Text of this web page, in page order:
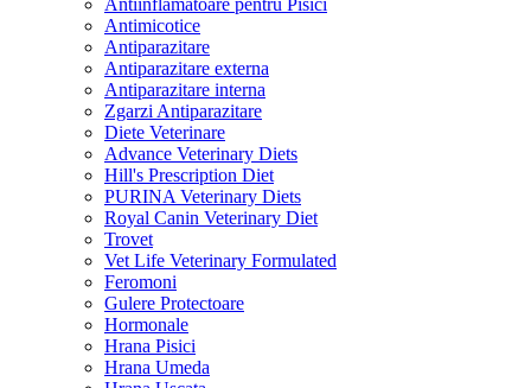
Antiinflamatoare pentru Pisici
Antimicotice
Antiparazitare
Antiparazitare externa
Antiparazitare interna
Zgarzi Antiparazitare
Diete Veterinare
Advance Veterinary Diets
Hill's Prescription Diet
PURINA Veterinary Diets
Royal Canin Veterinary Diet
Trovet
Vet Life Veterinary Formulated
Feromoni
Gulere Protectoare
Hormonale
Hrana Pisici
Hrana Umeda